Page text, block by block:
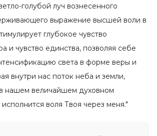
голубой луч вознесенного
выражение высшей воли в
глубокое чувство
и чувство единства, позволяя себе
света в форме веры и
внутри нас поток неба и земли,
нашем величайшем духовном
воля Твоя через меня."